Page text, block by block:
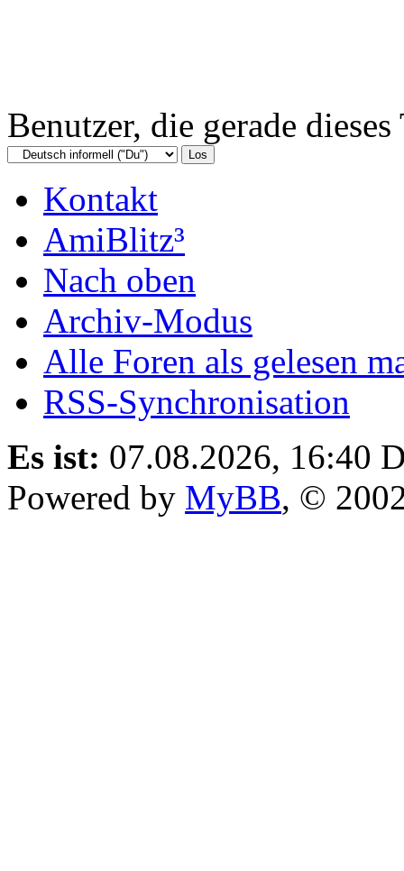
Benutzer, die gerade
Kontakt
AmiBlitz³
Nach oben
Archiv-Modus
Alle Foren als gelesen
RSS-Synchronisation
Es ist: 07.08.2026, 16:40
Powered by MyBB, ©